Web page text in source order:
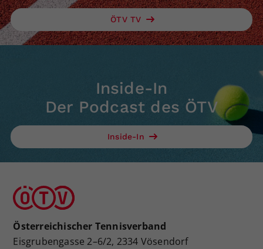
ÖTV TV
Inside-In
Der Podcast des ÖTV
Inside-In
Österreichischer Tennisverband
Eisgrubengasse 2–6/2, 2334 Vösendorf